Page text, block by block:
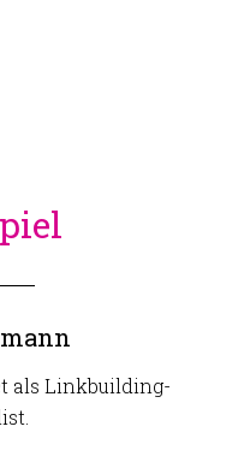
als Linkbuilding-